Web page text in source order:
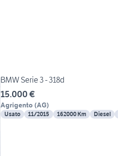
BMW Serie 3 - 318d
15.000 €
Agrigento (AG)
Usato 11/2015 162000 Km Diesel